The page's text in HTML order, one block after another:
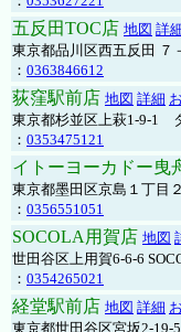
五反田TOC店 地図 詳
東京都品川区西五反田 ７
： 0363846612
荻窪駅前店 地図 詳細
東京都杉並区上萩1-9-1
： 0353475121
イトーヨーカドー曳
東京都墨田区京島１丁目
： 0356551051
SOCOLA用賀店 地図
世田谷区上用賀6-6-6
： 0354265021
経堂駅前店 地図 詳細
東京都世田谷区宮坂2-19-